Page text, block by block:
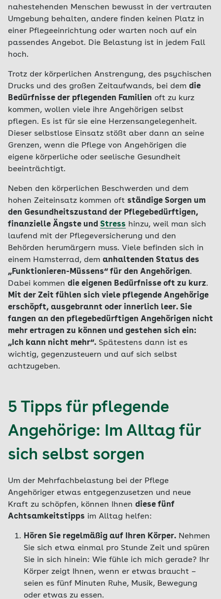
nahestehenden Menschen bewusst in der vertrauten
Umgebung behalten, andere finden keinen Platz in
einer Pflegeeinrichtung oder warten noch auf ein
passendes Angebot. Die Belastung ist in jedem Fall
hoch.
Trotz der körperlichen Anstrengung, des psychischen
Drucks und des großen Zeitaufwands, bei dem die
Bedürfnisse der pflegenden Familien oft zu kurz
kommen, wollen viele ihre Angehörigen selbst
pflegen. Es ist für sie eine Herzensangelegenheit.
Dieser selbstlose Einsatz stößt aber dann an seine
Grenzen, wenn die Pflege von Angehörigen die
eigene körperliche oder seelische Gesundheit
beeinträchtigt.
Neben den körperlichen Beschwerden und dem
hohen Zeiteinsatz kommen oft ständige Sorgen um
den Gesundheitszustand der Pflegebedürftigen,
finanzielle Ängste und Stress hinzu, weil man sich
laufend mit der Pflegeversicherung und den
Behörden herumärgern muss. Viele befinden sich in
einem Hamsterrad, dem anhaltenden Status des
„Funktionieren-Müssens“ für den Angehörigen.
Dabei kommen die eigenen Bedürfnisse oft zu kurz.
Mit der Zeit fühlen sich viele pflegende Angehörige
erschöpft, ausgebrannt oder innerlich leer. Sie
fangen an den pflegebedürftigen Angehörigen nicht
mehr ertragen zu können und gestehen sich ein:
„Ich kann nicht mehr“. Spätestens dann ist es
wichtig, gegenzusteuern und auf sich selbst
achtzugeben.
5 Tipps für pflegende
Angehörige: Im Alltag für
sich selbst sorgen
Um der Mehrfachbelastung bei der Pflege
Angehöriger etwas entgegenzusetzen und neue
Kraft zu schöpfen, können Ihnen diese fünf
Achtsamkeitstipps im Alltag helfen:
Hören Sie regelmäßig auf Ihren Körper. Nehmen
Sie sich etwa einmal pro Stunde Zeit und spüren
Sie in sich hinein: Wie fühle ich mich gerade? Ihr
Körper zeigt Ihnen, wenn er etwas braucht –
seien es fünf Minuten Ruhe, Musik, Bewegung
oder etwas zu essen.